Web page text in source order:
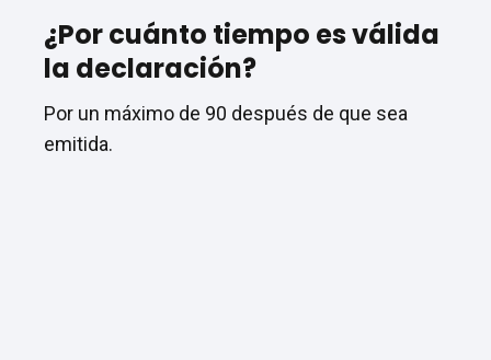
¿Por cuánto tiempo es válida
la declaración?
Por un máximo de 90 después de que sea
emitida.